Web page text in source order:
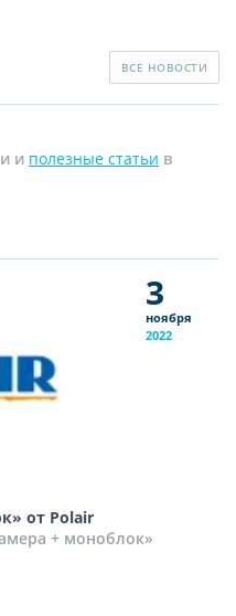
ВСЕ НОВОСТИ
и полезные статьи в
3
ноября
2022
от Polair
+ моноблок»